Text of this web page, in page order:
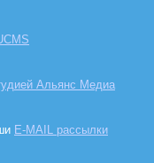
Альянс Медиа
E-MAIL рассылки